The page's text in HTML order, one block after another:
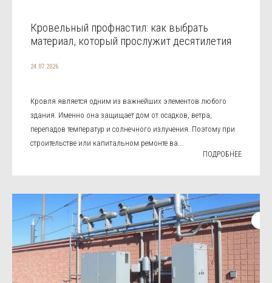
Кровельный профнастил: как выбрать
материал, который прослужит десятилетия
24.07.2026
Кровля является одним из важнейших элементов любого
здания. Именно она защищает дом от осадков, ветра,
перепадов температур и солнечного излучения. Поэтому при
строительстве или капитальном ремонте ва...
ПОДРОБНЕЕ